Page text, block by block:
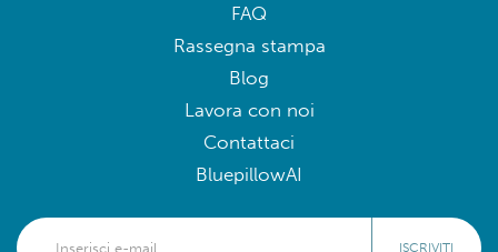
FAQ
Rassegna stampa
Blog
Lavora con noi
Contattaci
BluepillowAI
ISCRIVITI